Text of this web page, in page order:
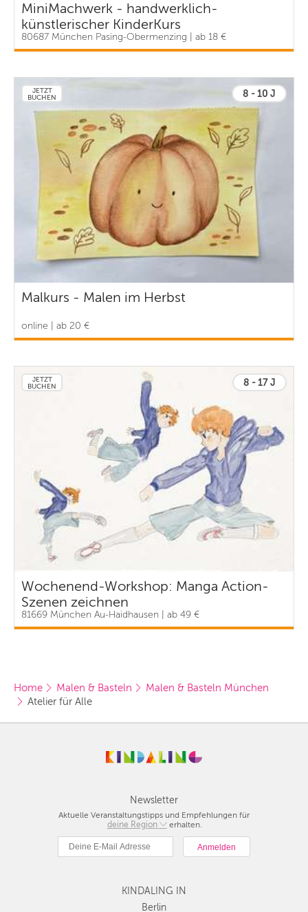
MiniMachwerk - handwerklich-
künstlerischer KinderKurs
80687 München Pasing-Obermenzing | ab 18 €
JETZT
BUCHEN
8 - 10 J
Malkurs - Malen im Herbst
online | ab 20 €
JETZT
BUCHEN
8 - 17 J
Wochenend-Workshop: Manga Action-
Szenen zeichnen
81669 München Au-Haidhausen | ab 49 €
Home Malen & Basteln
Malen & Basteln München
Atelier für Alle
Newsletter
Aktuelle Veranstaltungstipps und Empfehlungen für
deine Region
Berlin
München
Hamburg
Köln
Düsseldorf
erhalten.
KINDALING IN
Berlin